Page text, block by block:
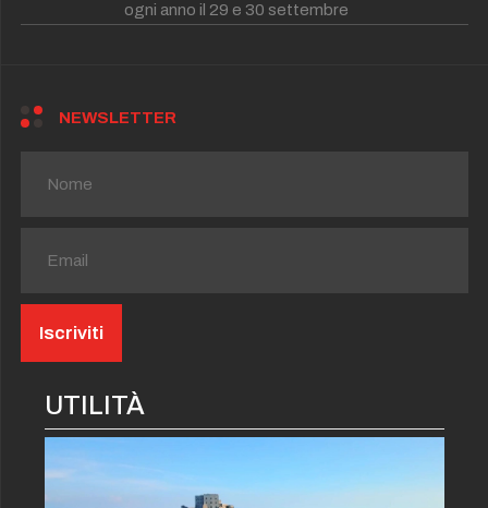
ogni anno il 29 e 30 settembre
NEWSLETTER
UTILITÀ